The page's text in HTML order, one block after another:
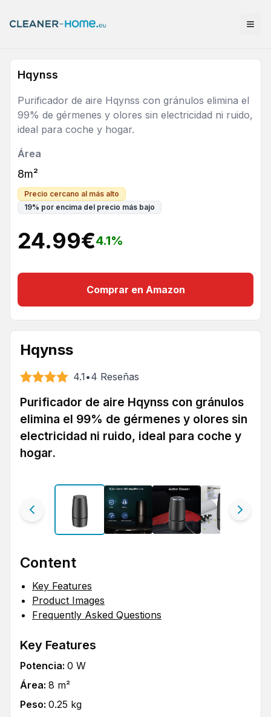
Hqynss
Purificador de aire Hqynss con gránulos elimina el
99% de gérmenes y olores sin electricidad ni ruido,
ideal para coche y hogar.
Área
8m²
Precio cercano al más alto
19% por encima del precio más bajo
24.99€4.1%
Comprar en Amazon
Hqynss
4.1•4 Reseñas
Purificador de aire Hqynss con gránulos
elimina el 99% de gérmenes y olores sin
electricidad ni ruido, ideal para coche y
hogar.
Content
Key Features
Product Images
Frequently Asked Questions
Key Features
Potencia: 0 W
Área: 8 m²
Peso: 0.25 kg